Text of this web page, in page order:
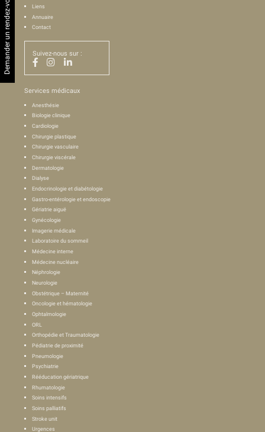
Liens
Annuaire
Contact
Suivez-nous sur :
Services médicaux
Anesthésie
Biologie clinique
Cardiologie
Chirurgie plastique
Chirurgie vasculaire
Chirurgie viscérale
Dermatologie
Dialyse
Endocrinologie et diabétologie
Gastro-entérologie et endoscopie
Gériatrie aiguë
Gynécologie
Imagerie médicale
Laboratoire du sommeil
Médecine interne
Médecine nucléaire
Néphrologie
Neurologie
Obstétrique – Maternité
Oncologie et hématologie
Ophtalmologie
ORL
Orthopédie et Traumatologie
Pédiatrie de proximité
Pneumologie
Psychiatrie
Rééducation gériatrique
Rhumatologie
Soins intensifs
Soins palliatifs
Stroke unit
Urgences
Demander un rendez-vous